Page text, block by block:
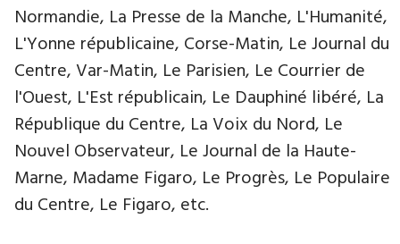
Normandie, La Presse de la Manche, L'Humanité,
L'Yonne républicaine, Corse-Matin, Le Journal du
Centre, Var-Matin, Le Parisien, Le Courrier de
l'Ouest, L'Est républicain, Le Dauphiné libéré, La
République du Centre, La Voix du Nord, Le
Nouvel Observateur, Le Journal de la Haute-
Marne, Madame Figaro, Le Progrès, Le Populaire
du Centre, Le Figaro, etc.